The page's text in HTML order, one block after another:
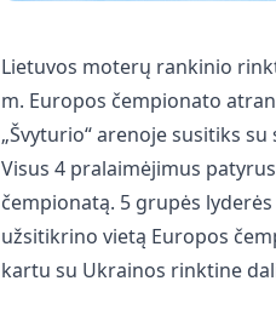
Lietuvos moterų rankinio
m. Europos čempionato
„Švyturio“ arenoje susitiks
Visus 4 pralaimėjimus
čempionatą. 5 grupės
užsitikrino vietą Europos
kartu su Ukrainos rinktine